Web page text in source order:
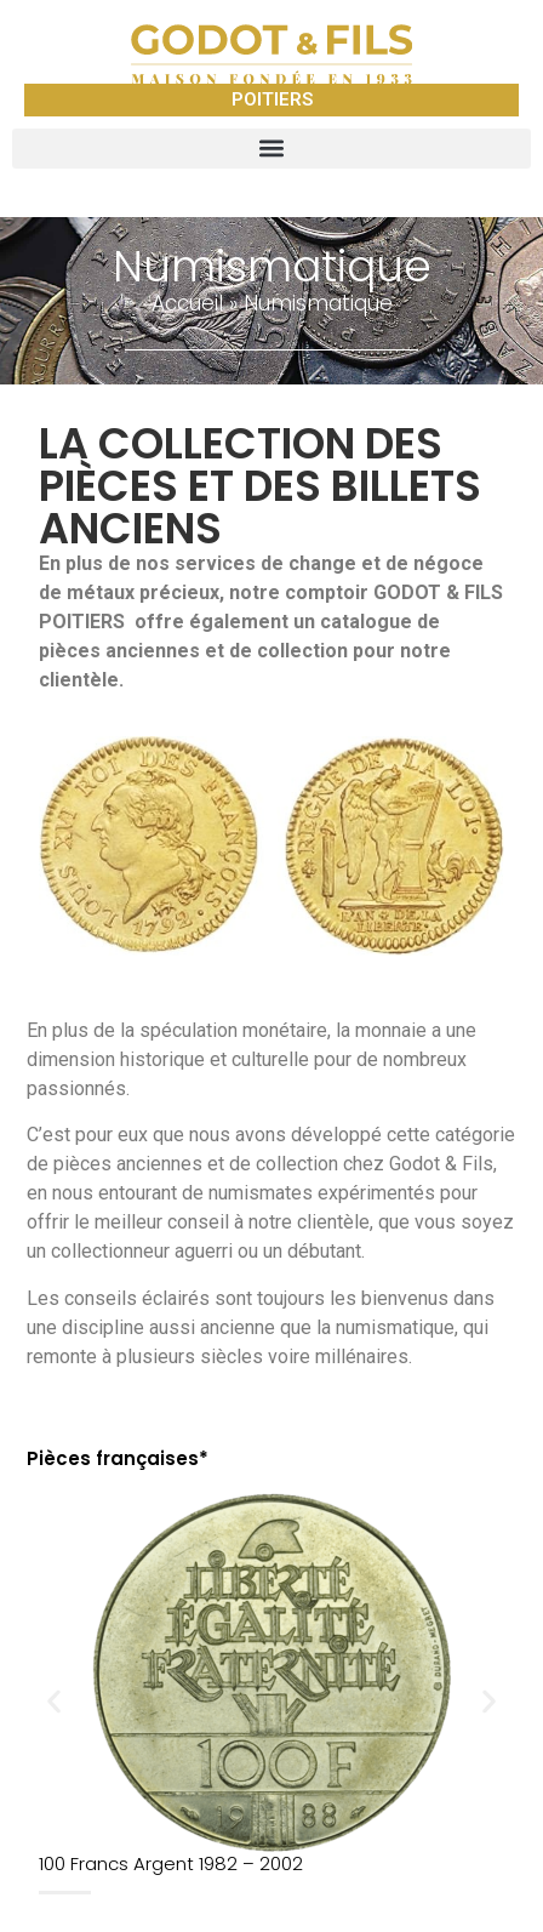
POITIERS
Numismatique
Accueil»Numismatique
LA COLLECTION DES
PIÈCES ET DES BILLETS
ANCIENS
En plus de nos services de change et de négoce
de métaux précieux, notre comptoir GODOT & FILS
POITIERS offre également un catalogue de
pièces anciennes et de collection pour notre
clientèle.
En plus de la spéculation monétaire, la monnaie a une
dimension historique et culturelle pour de nombreux
passionnés.
C’est pour eux que nous avons développé cette catégorie
de pièces anciennes et de collection chez Godot & Fils,
en nous entourant de numismates expérimentés pour
offrir le meilleur conseil à notre clientèle, que vous soyez
un collectionneur aguerri ou un débutant.
Les conseils éclairés sont toujours les bienvenus dans
une discipline aussi ancienne que la numismatique, qui
remonte à plusieurs siècles voire millénaires.
Pièces françaises*
100 Francs Argent 1982 – 2002